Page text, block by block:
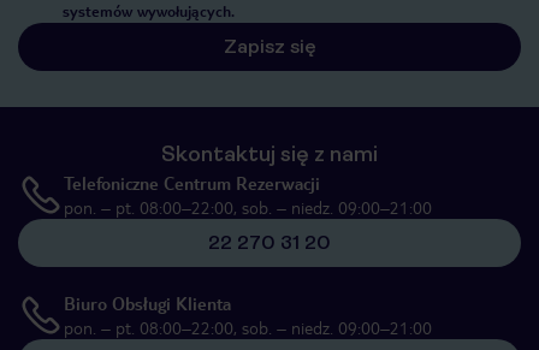
systemów wywołujących.
Zapisz się
Skontaktuj się z nami
Telefoniczne Centrum Rezerwacji
pon. – pt. 08:00–22:00, sob. – niedz. 09:00–21:00
22 270 31 20
Biuro Obsługi Klienta
pon. – pt. 08:00–22:00, sob. – niedz. 09:00–21:00